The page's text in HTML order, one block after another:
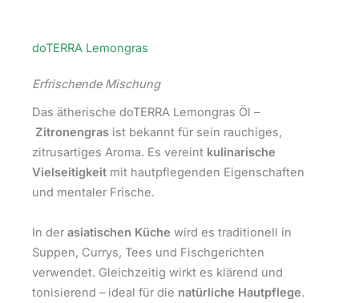
doTERRA Lemongras
Erfrischende Mischung
Das ätherische doTERRA Lemongras Öl –
Zitronengras ist bekannt für sein rauchiges,
zitrusartiges Aroma. Es vereint kulinarische
Vielseitigkeit mit hautpflegenden Eigenschaften
und mentaler Frische.
In der asiatischen Küche wird es traditionell in
Suppen, Currys, Tees und Fischgerichten
verwendet. Gleichzeitig wirkt es klärend und
tonisierend – ideal für die natürliche Hautpflege.